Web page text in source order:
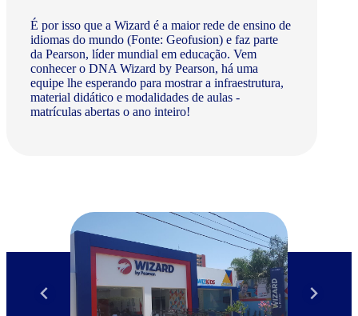
É por isso que a Wizard é a maior rede de ensino de
idiomas do mundo (Fonte: Geofusion) e faz parte
da Pearson, líder mundial em educação. Vem
conhecer o DNA Wizard by Pearson, há uma
equipe lhe esperando para mostrar a infraestrutura,
material didático e modalidades de aulas -
matrículas abertas o ano inteiro!